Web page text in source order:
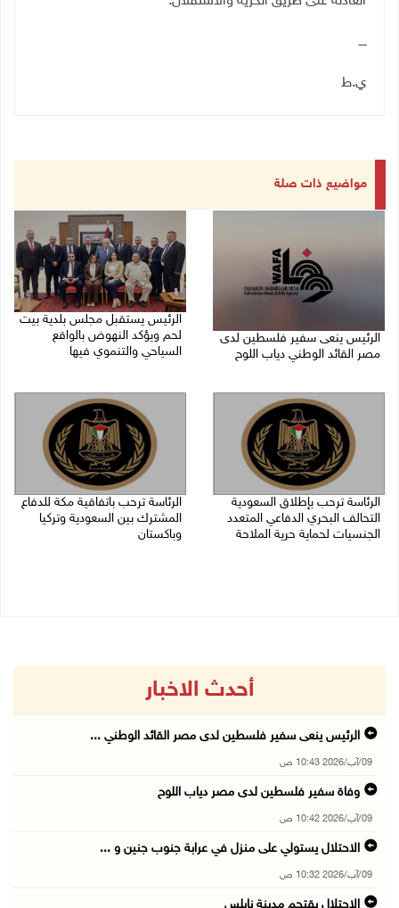
ــــ
ي.ط
مواضيع ذات صلة
الرئيس ينعى سفير فلسطين لدى
مصر القائد الوطني دياب اللوح
الرئيس يستقبل مجلس بلدية بيت
لحم ويؤكد النهوض بالواقع
السياحي والتنموي فيها
الرئاسة ترحب بإطلاق السعودية
التحالف البحري الدفاعي المتعدد
الجنسيات لحماية حرية الملاحة
الرئاسة ترحب باتفاقية مكة للدفاع
المشترك بين السعودية وتركيا
وباكستان
أحدث الاخبار
الرئيس ينعى سفير فلسطين لدى مصر القائد الوطني ...
09/آب/2026 10:43 ص
وفاة سفير فلسطين لدى مصر دياب اللوح
09/آب/2026 10:42 ص
الاحتلال يستولي على منزل في عرابة جنوب جنين و ...
09/آب/2026 10:32 ص
الاحتلال يقتحم مدينة نابلس